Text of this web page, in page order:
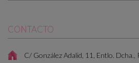
CONTACTO
C/ González Adalid, 11, Entlo. Dcha.,